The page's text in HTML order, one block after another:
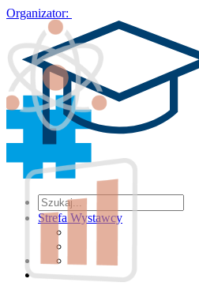
Organizator:
Strefa Wystawcy